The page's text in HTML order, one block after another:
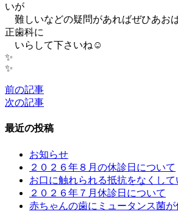
いが
難しいなどの疑問があればぜひあお
正歯科に
いらして下さいね☺
✨
前の記事
次の記事
最近の投稿
お知らせ
２０２６年８月の休診日について
お口に触れられる抵抗をなくして
２０２６年７月休診日について
赤ちゃんの歯にミュータンス菌が